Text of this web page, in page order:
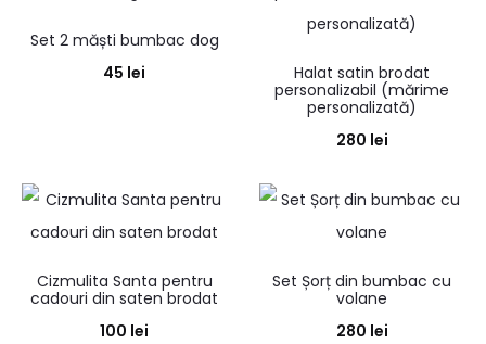
Set 2 măști bumbac dog
45 lei
Halat satin brodat
personalizabil (mărime
personalizată)
280 lei
Cizmulita Santa pentru
cadouri din saten brodat
100 lei
Set Șorț din bumbac cu
volane
280 lei